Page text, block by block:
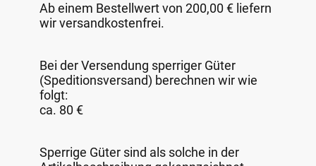
Ab einem Bestellwert von 200,00 € liefern
wir versandkostenfrei.
Bei der Versendung sperriger Güter
(Speditionsversand) berechnen wir wie
folgt:
ca. 80 €
Sperrige Güter sind als solche in der